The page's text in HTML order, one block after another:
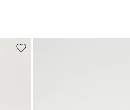
Auf die Wunschliste